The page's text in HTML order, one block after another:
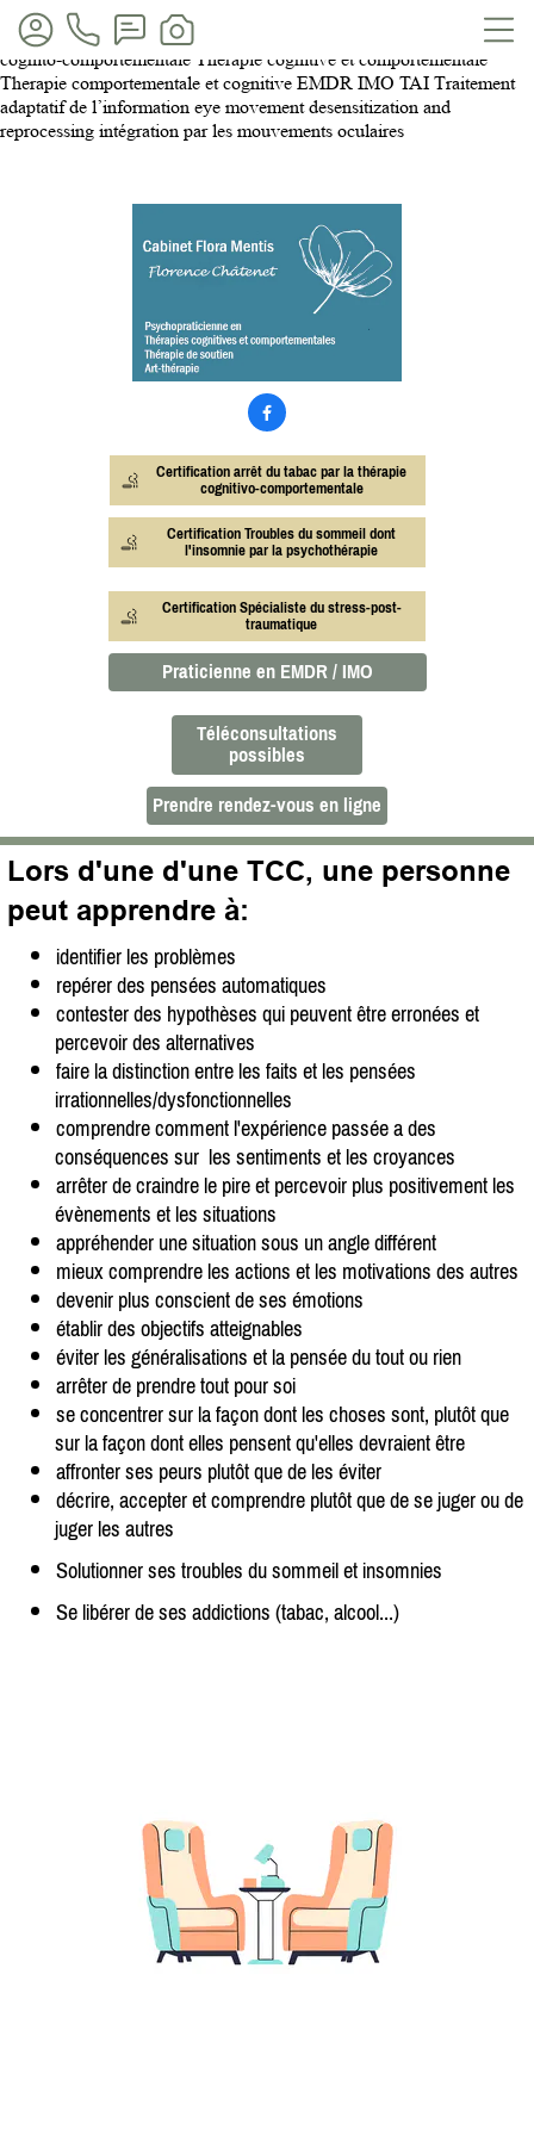
Cabinet Flora Mentis Oyonnax, Nantua, Bourg-en-Bresse Ain, Rhone-
Alpes, Haut-Bugey Saint-Claude Lons-Le-Saulnier TCC Therapie
cognito-comportementale Therapie cognitive et comportementale
Therapie comportementale et cognitive EMDR IMO TAI Traitement
adaptatif de l’information eye movement desensitization and
reprocessing intégration par les mouvements oculaires

Certification arrêt du tabac par la thérapie
cognitivo-comportementale
Certification Troubles du sommeil dont
l'insomnie par la psychothérapie
Certification Spécialiste du stress-post-
traumatique
Praticienne en EMDR / IMO
Téléconsultations
possibles
Prendre rendez-vous en ligne
Lors d'une d'une TCC, une personne
peut apprendre à:
identifier les problèmes
repérer des pensées automatiques
contester des hypothèses qui peuvent être erronées et
percevoir des alternatives
faire la distinction entre les faits et les pensées
irrationnelles/dysfonctionnelles
comprendre comment l'expérience passée a des
conséquences sur les sentiments et les croyances
arrêter de craindre le pire et percevoir plus positivement les
évènements et les situations
appréhender une situation sous un angle différent
mieux comprendre les actions et les motivations des autres
devenir plus conscient de ses émotions
établir des objectifs atteignables
éviter les généralisations et la pensée du tout ou rien
arrêter de prendre tout pour soi
se concentrer sur la façon dont les choses sont, plutôt que
sur la façon dont elles pensent qu'elles devraient être
affronter ses peurs plutôt que de les éviter
décrire, accepter et comprendre plutôt que de se juger ou de
juger les autres
Solutionner ses troubles du sommeil et insomnies
Se libérer de ses addictions (tabac, alcool...)